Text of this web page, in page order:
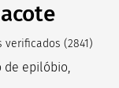
verificados (2841)
de epilóbio,